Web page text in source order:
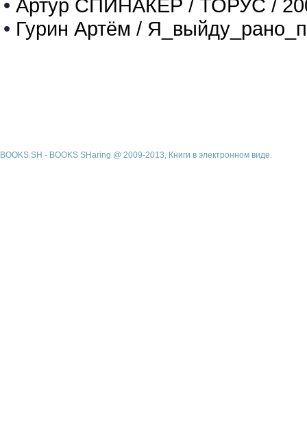
• Артур СПИНАКЕР / ТОРУС /
• Гурин Артём /
BOOKS.SH - BOOKS SHaring @ 2009-2013, Книги в электронном виде.